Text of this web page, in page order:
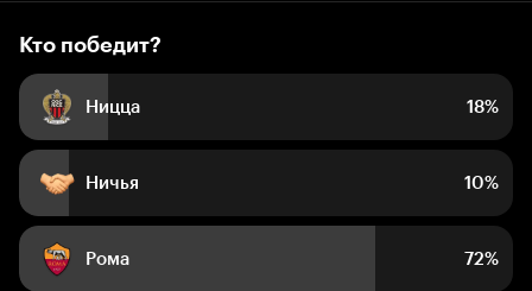
Кто победит?
Ницца 18%
Ничья 10%
Рома 72%